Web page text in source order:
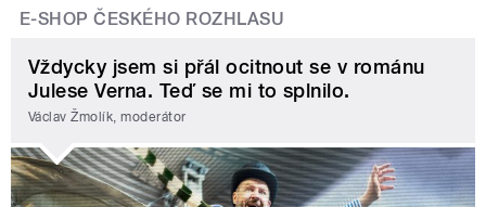
E-SHOP ČESKÉHO ROZHLASU
Vždycky jsem si přál ocitnout se v románu
Julese Verna. Teď se mi to splnilo.
Václav Žmolík, moderátor